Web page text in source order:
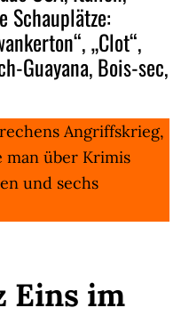
Schauplätze:
„Clot“,
Guayana, Bois-sec,
Angriffskrieg,
man über Krimis
und sechs
Eins im